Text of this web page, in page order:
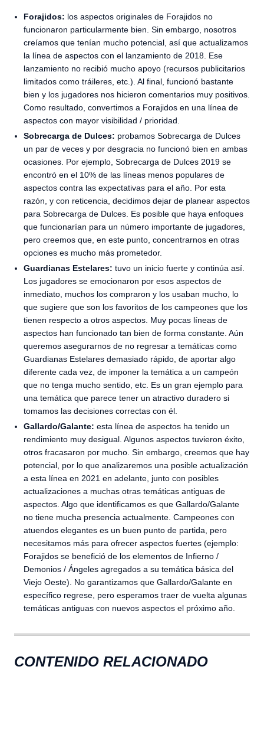
Forajidos: los aspectos originales de Forajidos no
funcionaron particularmente bien. Sin embargo, nosotros
creíamos que tenían mucho potencial, así que actualizamos
la línea de aspectos con el lanzamiento de 2018. Ese
lanzamiento no recibió mucho apoyo (recursos publicitarios
limitados como tráileres, etc.). Al final, funcionó bastante
bien y los jugadores nos hicieron comentarios muy positivos.
Como resultado, convertimos a Forajidos en una línea de
aspectos con mayor visibilidad / prioridad.
Sobrecarga de Dulces: probamos Sobrecarga de Dulces
un par de veces y por desgracia no funcionó bien en ambas
ocasiones. Por ejemplo, Sobrecarga de Dulces 2019 se
encontró en el 10% de las líneas menos populares de
aspectos contra las expectativas para el año. Por esta
razón, y con reticencia, decidimos dejar de planear aspectos
para Sobrecarga de Dulces. Es posible que haya enfoques
que funcionarían para un número importante de jugadores,
pero creemos que, en este punto, concentrarnos en otras
opciones es mucho más prometedor.
Guardianas Estelares: tuvo un inicio fuerte y continúa así.
Los jugadores se emocionaron por esos aspectos de
inmediato, muchos los compraron y los usaban mucho, lo
que sugiere que son los favoritos de los campeones que los
tienen respecto a otros aspectos. Muy pocas líneas de
aspectos han funcionado tan bien de forma constante. Aún
queremos asegurarnos de no regresar a temáticas como
Guardianas Estelares demasiado rápido, de aportar algo
diferente cada vez, de imponer la temática a un campeón
que no tenga mucho sentido, etc. Es un gran ejemplo para
una temática que parece tener un atractivo duradero si
tomamos las decisiones correctas con él.
Gallardo/Galante: esta línea de aspectos ha tenido un
rendimiento muy desigual. Algunos aspectos tuvieron éxito,
otros fracasaron por mucho. Sin embargo, creemos que hay
potencial, por lo que analizaremos una posible actualización
a esta línea en 2021 en adelante, junto con posibles
actualizaciones a muchas otras temáticas antiguas de
aspectos. Algo que identificamos es que Gallardo/Galante
no tiene mucha presencia actualmente. Campeones con
atuendos elegantes es un buen punto de partida, pero
necesitamos más para ofrecer aspectos fuertes (ejemplo:
Forajidos se benefició de los elementos de Infierno /
Demonios / Ángeles agregados a su temática básica del
Viejo Oeste). No garantizamos que Gallardo/Galante en
específico regrese, pero esperamos traer de vuelta algunas
temáticas antiguas con nuevos aspectos el próximo año.
CONTENIDO RELACIONADO